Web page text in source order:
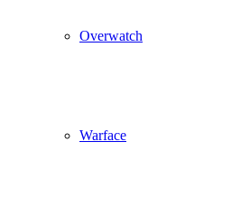
Overwatch
Warface